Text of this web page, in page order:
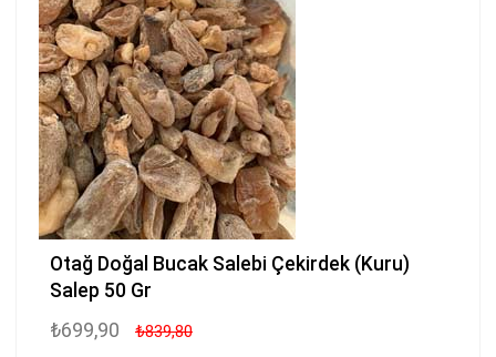
Otağ Doğal Bucak Salebi Çekirdek (Kuru)
Salep 50 Gr
₺699,90 ₺839,80